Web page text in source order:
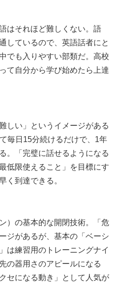
はそれほど難しくない。語
しているので、英語話者にと
でも入りやすい部類だ。高校
て自分から学び始めたら上達
しい」というイメージがある
毎日15分続けるだけで、1年
。「完璧に話せるようになる
低限使えること」を目標にす
く到達できる。
）の基本的な開閉技術。「危
ジがあるが、基本の「ベーシ
は練習用のトレーニングナイ
の器用さのアピールになる
セになる動き」として人気が